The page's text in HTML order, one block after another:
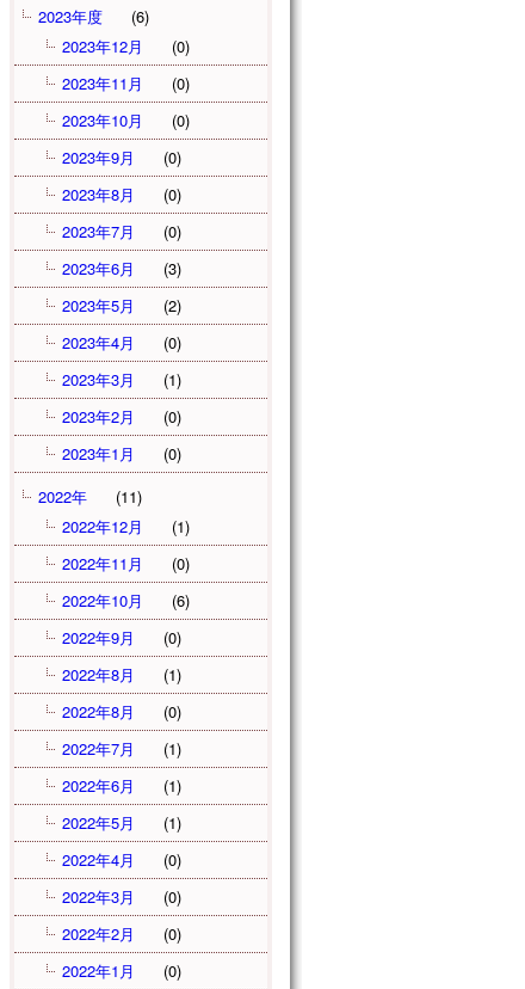
2023年度
(6)
2023年12月
(0)
2023年11月
(0)
2023年10月
(0)
2023年9月
(0)
2023年8月
(0)
2023年7月
(0)
2023年6月
(3)
2023年5月
(2)
2023年4月
(0)
2023年3月
(1)
2023年2月
(0)
2023年1月
(0)
2022年
(11)
2022年12月
(1)
2022年11月
(0)
2022年10月
(6)
2022年9月
(0)
2022年8月
(1)
2022年8月
(0)
2022年7月
(1)
2022年6月
(1)
2022年5月
(1)
2022年4月
(0)
2022年3月
(0)
2022年2月
(0)
2022年1月
(0)